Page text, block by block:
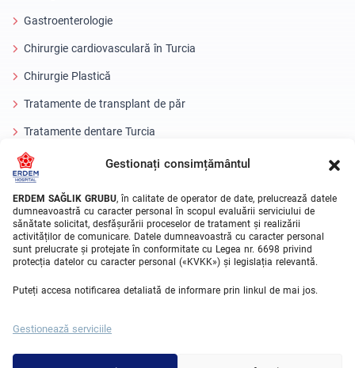
Gestionați consimțământul
ERDEM SAĞLIK GRUBU, în calitate de operator de date, prelucrează datele
dumneavoastră cu caracter personal în scopul evaluării serviciului de
sănătate solicitat, desfășurării proceselor de tratament și realizării
activităților de comunicare. Datele dumneavoastră cu caracter personal
sunt prelucrate și protejate în conformitate cu Legea nr. 6698 privind
protecția datelor cu caracter personal («KVKK») și legislația relevantă.
Puteți accesa notificarea detaliată de informare prin linkul de mai jos.
Gestionează serviciile
Gastroenterologie
Chirurgie cardiovasculară în Turcia
Chirurgie Plastică
Tratamente de transplant de păr
Tratamente dentare Turcia
Ochi cu laser
About Erdem
Despre noi
Unitati Medicale
Echipa medicala